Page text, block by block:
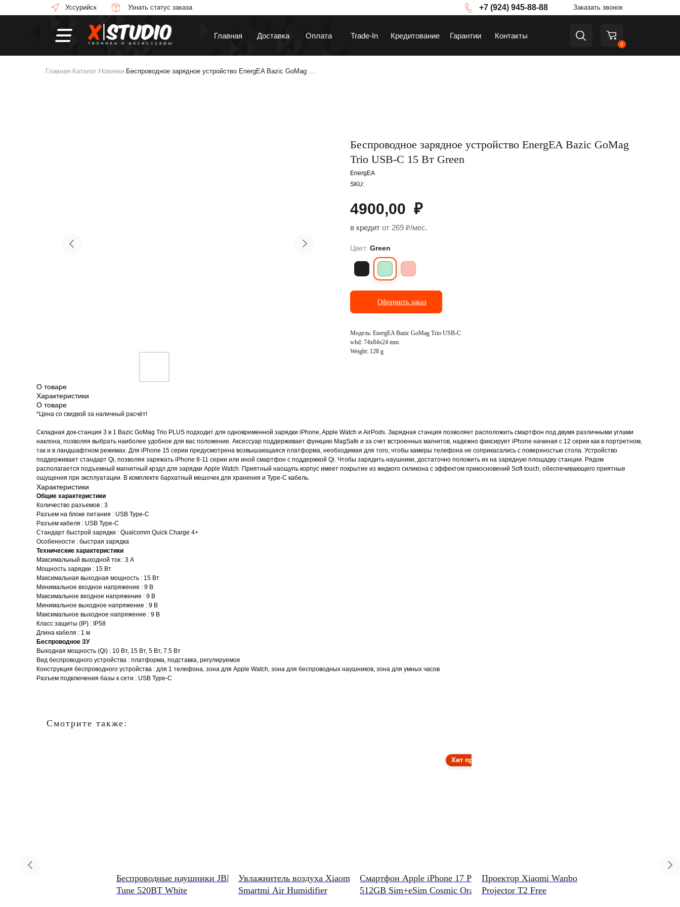
Главная Доставка Оплата Trade-In Кредитование Гарантии Контакты
Заказать звонок
+7 (924) 945-88-88
Узнать статус заказа
Уссурийск
0
Главная› Каталог› Новинки› Беспроводное зарядное устройство EnergEA Bazic GoMag …
Беспроводное зарядное устройство EnergEA Bazic GoMag
Trio USB-C 15 Вт Green
EnergEA
SKU:
4900,00 ₽
в кредит от 269 ₽/мес.
Цвет: Green
Оформить заказ
Модель: EnergEA Bazic GoMag Trio USB-C
whd: 74x84x24 mm
Weight: 128 g
О товаре
Характеристики
О товаре
*Цена со скидкой за наличный расчёт!
Складная док-станция 3 в 1 Bazic GoMag Trio PLUS подходит для одновременной зарядки iPhone, Apple Watch и AirPods. Зарядная станция позволяет расположить смартфон под двумя различными углами
наклона, позволяя выбрать наиболее удобное для вас положение. Аксессуар поддерживает функцию MagSafe и за счет встроенных магнитов, надежно фиксирует iPhone начиная с 12 серии как в портретном,
так и в ландшафтном режимах. Для iPhone 15 серии предусмотрена возвышающаяся платформа, необходимая для того, чтобы камеры телефона не соприкасались с поверхностью стола. Устройство
поддерживает стандарт Qi, позволяя заряжать iPhone 8-11 серии или иной смартфон с поддержкой Qi. Чтобы зарядить наушники, достаточно положить их на зарядную площадку станции. Рядом
располагается подъемный магнитный крэдл для зарядки Apple Watch. Приятный наощупь корпус имеет покрытие из жидкого силикона с эффектом прикосновений Soft-touch, обеспечивающего приятные
ощущения при эксплуатации. В комплекте бархатный мешочек для хранения и Type-C кабель.
Характеристики
Общие характеристики
Количество разъемов : 3
Разъем на блоке питания : USB Type-C
Разъем кабеля : USB Type-C
Стандарт быстрой зарядки : Qualcomm Quick Charge 4+
Особенности : быстрая зарядка
Технические характеристики
Максимальный выходной ток : 3 А
Мощность зарядки : 15 Вт
Максимальная выходная мощность : 15 Вт
Минимальное входное напряжение : 9 В
Максимальное входное напряжение : 9 В
Минимальное выходное напряжение : 9 В
Максимальное выходное напряжение : 9 В
Класс защиты (IP) : IP58
Длина кабеля : 1 м
Беспроводное ЗУ
Выходная мощность (Qi) : 10 Вт, 15 Вт, 5 Вт, 7.5 Вт
Вид беспроводного устройства : платформа, подставка, регулируемое
Конструкция беспроводного устройства : для 1 телефона, зона для Apple Watch, зона для беспроводных наушников, зона для умных часов
Разъем подключения базы к сети : USB Type-C
Смотрите также:
Беспроводные наушники JBL
Tune 520BT White
Увлажнитель воздуха Xiaomi
Smartmi Air Humidifier
Смартфон Apple iPhone 17 Pro
512GB Sim+eSim Cosmic Orange
Хит продаж
Проектор Xiaomi Wanbo
Projector T2 Free
ТВ и приставки
Фото и видеосъёмка